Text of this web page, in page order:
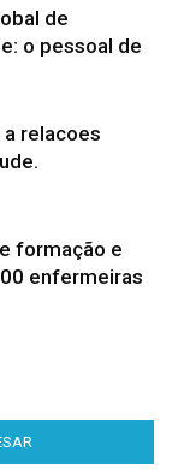
de
o pessoal de
relacoes
formação e
enfermeiras